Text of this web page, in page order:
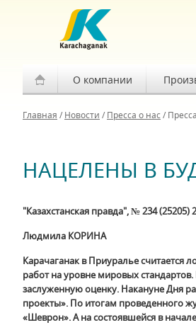
О компании
Главная / Новости / Пресса о нас/
НАЦЕЛЕНЫ В
"Казахстанская правда", № 234 (25205)
Людмила КОРИНА
Карачаганак в Приуралье
работ на уровне мировых
заслуженную оценку. Накануне Дня
проекты». По итогам проведенного
«Шеврон». А на состоявшейся в